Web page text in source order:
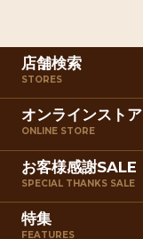
店舗検索
STORES
オンラインストア
ONLINE STORE
お客様感謝SALE
SPECIAL THANKS SALE
特集
FEATURES